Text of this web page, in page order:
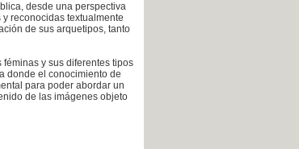
desde una perspectiva
reconocidas textualmente
de sus arquetipos, tanto
y sus diferentes tipos
donde el conocimiento de
para poder abordar un
de las imágenes objeto